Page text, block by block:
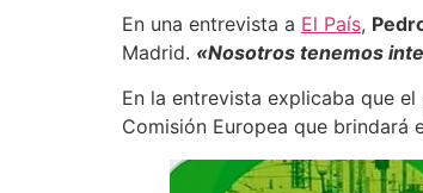
En una entrevista a El País,
Madrid. «Nosotros tenemos
En la entrevista explicaba que
Comisión Europea que brindará